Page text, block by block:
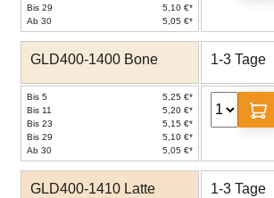
Bis 29
5,10 €*
Ab 30
5,05 €*
GLD400-1400 Bone 1-3 Tage
Bis 5
5,25 €*
Bis 11
5,20 €*
Bis 23
5,15 €*
Bis 29
5,10 €*
Ab 30
5,05 €*
GLD400-1410 Latte 1-3 Tage